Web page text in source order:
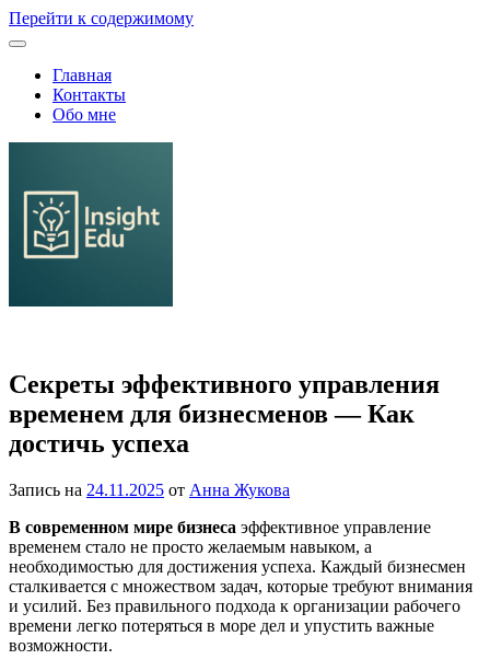
Перейти к содержимому
Главная
Контакты
Обо мне
Секреты эффективного управления
временем для бизнесменов — Как
достичь успеха
Запись на 24.11.2025 от Анна Жукова
В современном мире бизнеса эффективное управление
временем стало не просто желаемым навыком, а
необходимостью для достижения успеха. Каждый бизнесмен
сталкивается с множеством задач, которые требуют внимания
и усилий. Без правильного подхода к организации рабочего
времени легко потеряться в море дел и упустить важные
возможности.